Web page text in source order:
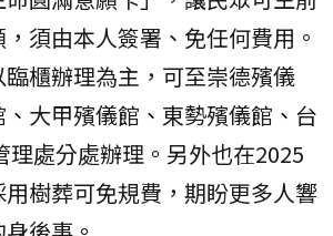
須由本人簽署、免任何費用。
櫃辦理為主，可至崇德殯儀
大甲殯儀館、東勢殯儀館、台
理處分處辦理。另外也在2025
樹葬可免規費，期盼更多人響